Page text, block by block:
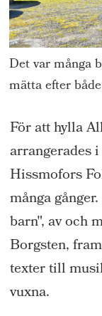
Det var många
mätta efter
För att hylla
arrangerades
Hissmofors
många
barn", av och
Borgsten,
texter till
vuxna.